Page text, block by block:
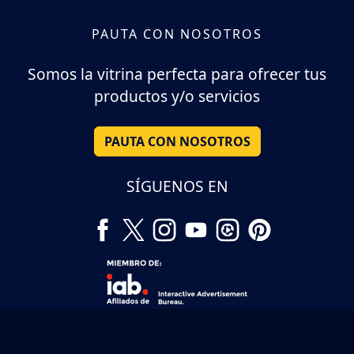
PAUTA CON NOSOTROS
Somos la vitrina perfecta para ofrecer tus
productos y/o servicios
PAUTA CON NOSOTROS
SÍGUENOS EN